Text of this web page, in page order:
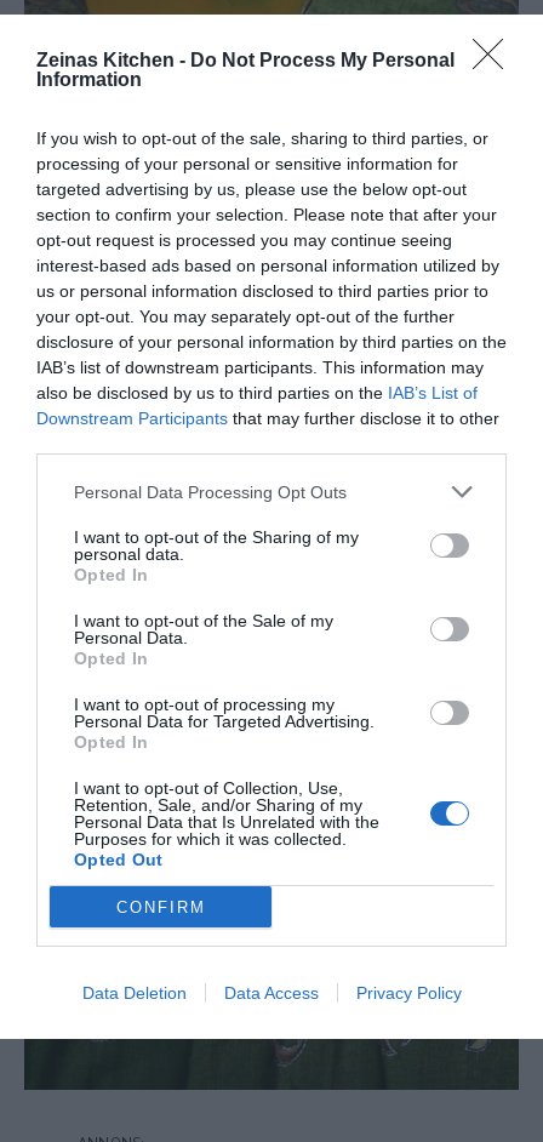
Zeinas Kitchen - Do Not Process My Personal
Information
If you wish to opt-out of the sale, sharing to third parties, or
processing of your personal or sensitive information for
targeted advertising by us, please use the below opt-out
section to confirm your selection. Please note that after your
opt-out request is processed you may continue seeing
interest-based ads based on personal information utilized by
us or personal information disclosed to third parties prior to
your opt-out. You may separately opt-out of the further
disclosure of your personal information by third parties on the
IAB’s list of downstream participants. This information may
also be disclosed by us to third parties on the IAB’s List of
Downstream Participants that may further disclose it to other
Personal Data Processing Opt Outs
I want to opt-out of the Sharing of my
personal data.
Opted In
I want to opt-out of the Sale of my
Personal Data.
Opted In
I want to opt-out of processing my
Personal Data for Targeted Advertising.
Opted In
I want to opt-out of Collection, Use,
Retention, Sale, and/or Sharing of my
Personal Data that Is Unrelated with the
Purposes for which it was collected.
Opted Out
CONFIRM
Data Deletion Data Access Privacy Policy